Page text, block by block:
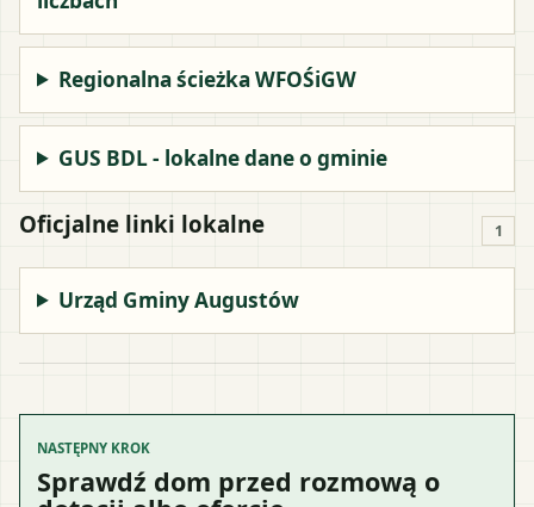
Regionalna ścieżka WFOŚiGW
GUS BDL - lokalne dane o gminie
Oficjalne linki lokalne 1
Urząd Gminy Augustów
NASTĘPNY KROK
Sprawdź dom przed rozmową o